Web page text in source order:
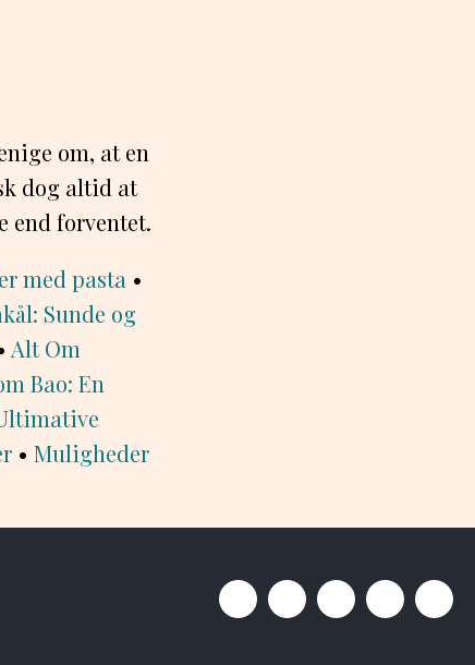
om, at en
dog altid at
end forventet.
med pasta •
Sunde og
Alt Om
Bao: En
• Muligheder